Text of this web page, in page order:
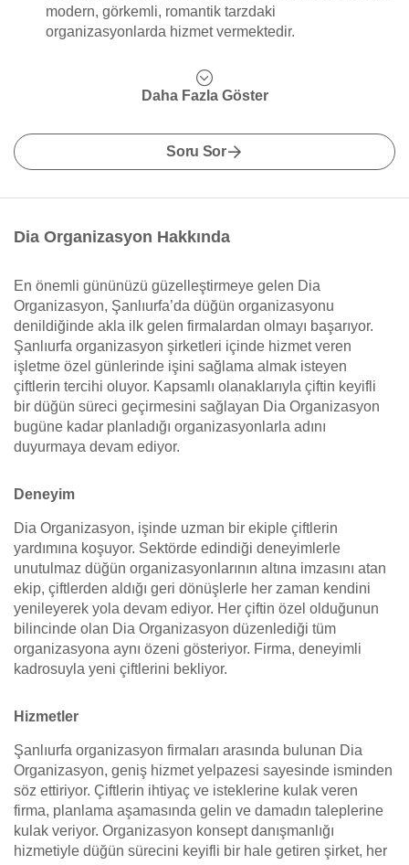
modern, görkemli, romantik tarzdaki
organizasyonlarda hizmet vermektedir.
Daha Fazla Göster
Soru Sor
Dia Organizasyon Hakkında
En önemli gününüzü güzelleştirmeye gelen Dia
Organizasyon, Şanlıurfa’da düğün organizasyonu
denildiğinde akla ilk gelen firmalardan olmayı başarıyor.
Şanlıurfa organizasyon şirketleri içinde hizmet veren
işletme özel günlerinde işini sağlama almak isteyen
çiftlerin tercihi oluyor. Kapsamlı olanaklarıyla çiftin keyifli
bir düğün süreci geçirmesini sağlayan Dia Organizasyon
bugüne kadar planladığı organizasyonlarla adını
duyurmaya devam ediyor.
Deneyim
Dia Organizasyon, işinde uzman bir ekiple çiftlerin
yardımına koşuyor. Sektörde edindiği deneyimlerle
unutulmaz düğün organizasyonlarının altına imzasını atan
ekip, çiftlerden aldığı geri dönüşlerle her zaman kendini
yenileyerek yola devam ediyor. Her çiftin özel olduğunun
bilincinde olan Dia Organizasyon düzenlediği tüm
organizasyona aynı özeni gösteriyor. Firma, deneyimli
kadrosuyla yeni çiftlerini bekliyor.
Hizmetler
Şanlıurfa organizasyon firmaları arasında bulunan Dia
Organizasyon, geniş hizmet yelpazesi sayesinde isminden
söz ettiriyor. Çiftlerin ihtiyaç ve isteklerine kulak veren
firma, planlama aşamasında gelin ve damadın taleplerine
kulak veriyor. Organizasyon konsept danışmanlığı
hizmetiyle düğün sürecini keyifli bir hale getiren şirket, her